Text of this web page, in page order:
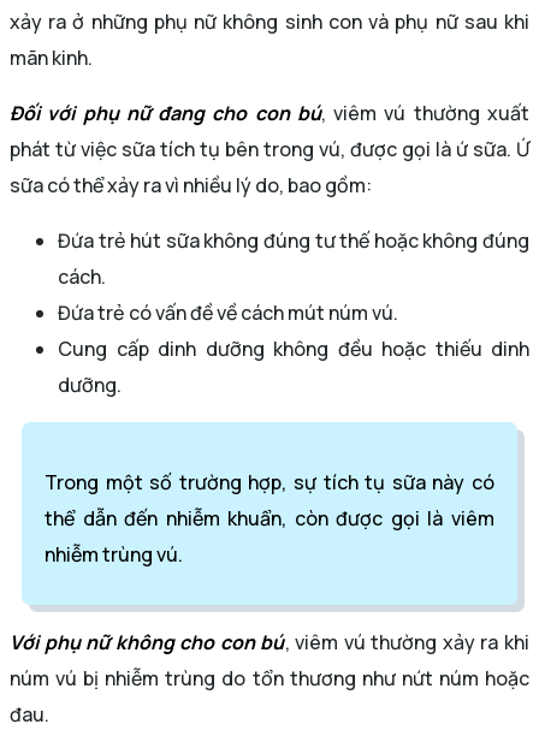
xảy ra ở những phụ nữ không sinh con và phụ nữ sau khi
mãn kinh.
Đối với phụ nữ đang cho con bú, viêm vú thường xuất
phát từ việc sữa tích tụ bên trong vú, được gọi là ứ sữa. Ứ
sữa có thể xảy ra vì nhiều lý do, bao gồm:
Đứa trẻ hút sữa không đúng tư thế hoặc không đúng
cách.
Đứa trẻ có vấn đề về cách mút núm vú.
Cung cấp dinh dưỡng không đều hoặc thiếu dinh
dưỡng.
Trong một số trường hợp, sự tích tụ sữa này có
thể dẫn đến nhiễm khuẩn, còn được gọi là viêm
nhiễm trùng vú.
Với phụ nữ không cho con bú, viêm vú thường xảy ra khi
núm vú bị nhiễm trùng do tổn thương như nứt núm hoặc
đau.